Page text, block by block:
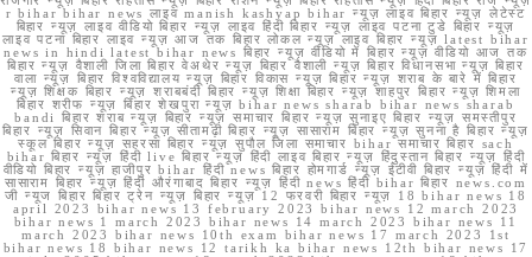
r bihar bihar news लाइव manish kashyap bihar न्यूज़ लाइव बिहार न्यूज़ लेटेस्ट
बिहार न्यूज़ लाइव वीडियो बिहार न्यूज़ लाइव हिंदी बिहार न्यूज़ लाइव पटना टुडे बिहार न्यूज़
लाइव पटना बिहार लाइव न्यूज़ आज तक बिहार लोकल न्यूज़ लाइव बिहार न्यूज़ latest bihar
news in hindi latest bihar news बिहार न्यूज़ वीडियो में बिहार न्यूज़ वीडियो आज तक
बिहार न्यूज़ वैशाली जिला बिहार वेअथेर न्यूज़ बिहार वैशाली न्यूज़ बिहार विधानसभा न्यूज़ बिहार
वाला न्यूज़ बिहार विश्वविद्यालय न्यूज़ बिहार विकास न्यूज़ बिहार न्यूज़ शराब के बारे में बिहार
न्यूज़ शिक्षक बिहार न्यूज़ शराबबंदी बिहार न्यूज़ शिक्षा बिहार न्यूज़ शाहपुर बिहार न्यूज़ शिमला
बिहार शरीफ न्यूज़ बिहार शेखपुरा न्यूज़ bihar news sharab bihar news sharab
bandi बिहार शराब न्यूज़ बिहार न्यूज़ समाचार बिहार न्यूज़ सुनाइए बिहार न्यूज़ समस्तीपुर
बिहार न्यूज़ सिवान बिहार न्यूज़ सीतामढ़ी बिहार न्यूज़ सासाराम बिहार न्यूज़ सुनना है बिहार न्यूज़
स्कूल बिहार न्यूज़ सहरसा बिहार न्यूज़ सुपौल जिला समाचार bihar समाचार बिहार sach
bihar बिहार न्यूज़ हिंदी live बिहार न्यूज़ हिंदी लाइव बिहार न्यूज़ हिंदुस्तान बिहार न्यूज़ हिंदी
वीडियो बिहार न्यूज़ हाजीपुर bihar हिंदी news बिहार होमगार्ड न्यूज़ ईटीवी बिहार न्यूज़ हिंदी में
सासाराम बिहार न्यूज़ हिंदी औरंगाबाद बिहार न्यूज़ हिंदी news हिंदी bihar बिहार news.com
जी न्यूज बिहार बिहार ट्रेन न्यूज़ बिहार न्यूज़ 12 फरवरी बिहार न्यूज़ 18 bihar news 18
april 2023 bihar news 13 february 2023 bihar news 12 march 2023
bihar news 1 march 2023 bihar news 14 march 2023 bihar news 11
march 2023 bihar news 10th exam bihar news 17 march 2023 1st
bihar news 18 bihar news 12 tarikh ka bihar news 12th bihar news 17